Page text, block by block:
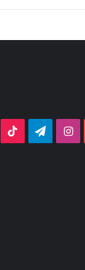
انستقرامتيلقرام